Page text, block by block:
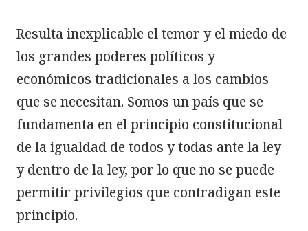
Resulta inexplicable el temor y el miedo de
los grandes poderes políticos y
económicos tradicionales a los cambios
que se necesitan. Somos un país que se
fundamenta en el principio constitucional
de la igualdad de todos y todas ante la ley
y dentro de la ley, por lo que no se puede
permitir privilegios que contradigan este
principio.